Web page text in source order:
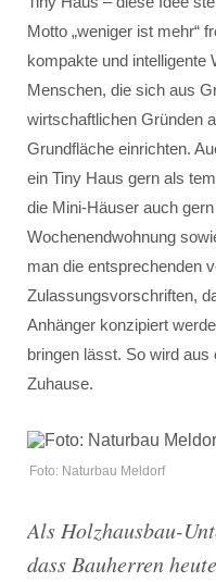
Motto „weniger ist mehr“
kompakte und intelligente
Menschen, die sich aus
wirtschaftlichen Gründen
Grundfläche einrichten.
ein Tiny Haus gern als
die Mini-Häuser auch
Wochenendwohnung
man die entsprechenden
Zulassungsvorschriften,
Anhänger konzipiert
bringen lässt. So wird
Zuhause.
Foto: Naturbau Meldorf
Als Holzhausbau-
dass Bauherren